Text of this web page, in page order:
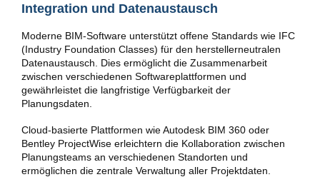
Integration und Datenaustausch
Moderne BIM-Software unterstützt offene Standards wie IFC
(Industry Foundation Classes) für den herstellerneutralen
Datenaustausch. Dies ermöglicht die Zusammenarbeit
zwischen verschiedenen Softwareplattformen und
gewährleistet die langfristige Verfügbarkeit der
Planungsdaten.
Cloud-basierte Plattformen wie Autodesk BIM 360 oder
Bentley ProjectWise erleichtern die Kollaboration zwischen
Planungsteams an verschiedenen Standorten und
ermöglichen die zentrale Verwaltung aller Projektdaten.